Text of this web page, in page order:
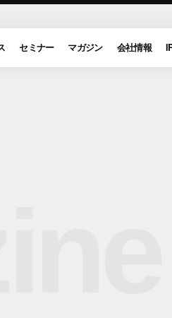
セミナー マガジン 会社情報